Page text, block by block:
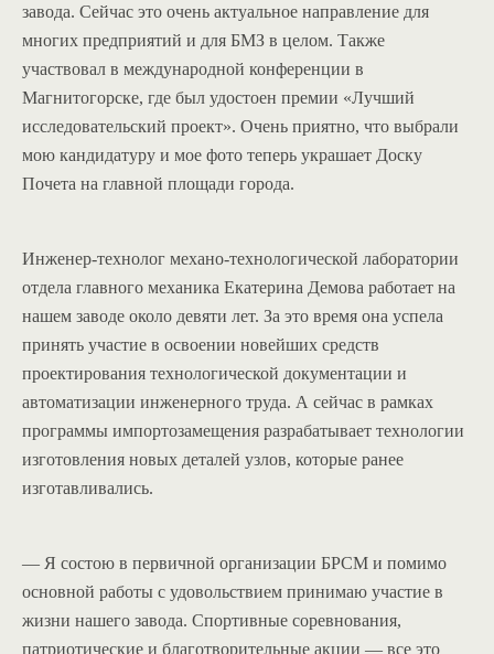
завода. Сейчас это очень актуальное направление для
многих предприятий и для БМЗ в целом. Также
участвовал в международной конференции в
Магнитогорске, где был удостоен премии «Лучший
исследовательский проект». Очень приятно, что выбрали
мою кандидатуру и мое фото теперь украшает Доску
Почета на главной площади города.
Инженер-технолог механо-технологической лаборатории
отдела главного механика Екатерина Демова работает на
нашем заводе около девяти лет. За это время она успела
принять участие в освоении новейших средств
проектирования технологической документации и
автоматизации инженерного труда. А сейчас в рамках
программы импортозамещения разрабатывает технологии
изготовления новых деталей узлов, которые ранее
изготавливались.
— Я состою в первичной организации БРСМ и помимо
основной работы с удовольствием принимаю участие в
жизни нашего завода. Спортивные соревнования,
патриотические и благотворительные акции — все это